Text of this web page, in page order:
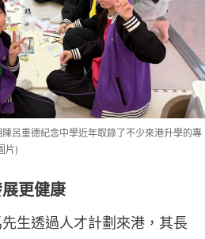
呂重德紀念中學近年取錄了不少來港升學的專
片)
更健康
生透過人才計劃來港，其長